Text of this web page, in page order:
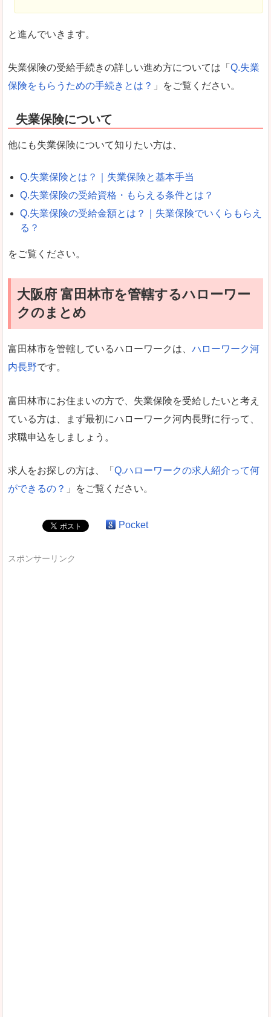
と進んでいきます。
失業保険の受給手続きの詳しい進め方については「 Q.失業
保険をもらうための手続きとは？ 」をご覧ください。
失業保険について
他にも失業保険について知りたい方は、
Q.失業保険とは？｜失業保険と基本手当
Q.失業保険の受給資格・もらえる条件とは？
Q.失業保険の受給金額とは？｜失業保険でいくらもらえ
る？
をご覧ください。
大阪府 富田林市を管轄するハローワー
クのまとめ
富田林市を管轄しているハローワークは、 ハローワーク河
内長野です。
富田林市にお住まいの方で、失業保険を受給したいと考え
ている方は、まず最初にハローワーク河内長野に行って、
求職申込をしましょう。
求人をお探しの方は、「 Q.ハローワークの求人紹介って何
ができるの？ 」をご覧ください。
Pocket
スポンサーリンク